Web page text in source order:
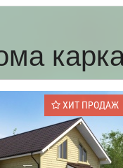
ХИТ ПРОДАЖ